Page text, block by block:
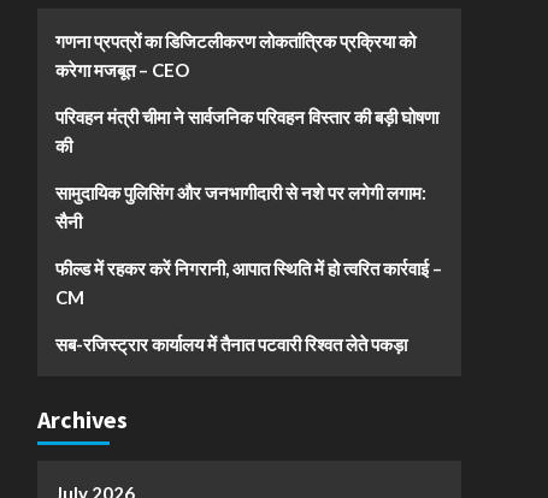
गणना प्रपत्रों का डिजिटलीकरण लोकतांत्रिक प्रक्रिया को
करेगा मजबूत – CEO
परिवहन मंत्री चीमा ने सार्वजनिक परिवहन विस्तार की बड़ी घोषणा
की
सामुदायिक पुलिसिंग और जनभागीदारी से नशे पर लगेगी लगाम:
सैनी
फील्ड में रहकर करें निगरानी, आपात स्थिति में हो त्वरित कार्रवाई –
CM
सब-रजिस्ट्रार कार्यालय में तैनात पटवारी रिश्वत लेते पकड़ा
Archives
July 2026